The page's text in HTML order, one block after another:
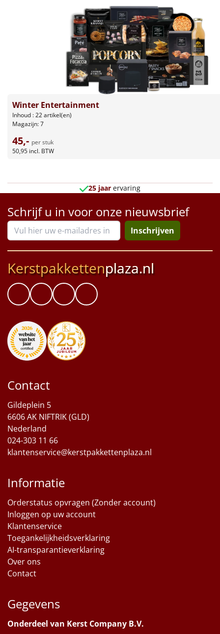
Tas
Borrelplank
Warmtekussen
NIEUW
Slowcooker
Noodradio NIEUW
Deken (fleece plaid)
Alle artikelen
Overige
Ideeën
Personeel
Sinterklaaspakketten
Particulier
Kerstgeschenken 2026
Cadeaubon
Per stuk
Alle overige
Winter Entertainment
Inhoud : 22 artikel(en)
Magazijn: 7
45,- per stuk
50,95 incl. BTW
25 jaar ervaring
Schrijf u in voor onze nieuwsbrief
Inschrijven
Kerstpakkettenplaza.nl
Contact
Gildeplein 5
6606 AK NIFTRIK (GLD)
Nederland
024-303 11 66
klantenservice@kerstpakkettenplaza.nl
Informatie
Orderstatus opvragen (Zonder account)
Inloggen op uw account
Klantenservice
Toegankelijkheidsverklaring
AI-transparantieverklaring
Over ons
Contact
Gegevens
Onderdeel van Kerst Company B.V.